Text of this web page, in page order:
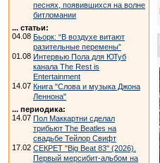
песнях, появившихся на волне
битломании
... статьи:
04.08 Бьорк: “В воздухе витают
разительные перемены”
01.08 Интервью Пола для ЮТуб
канала The Rest is
Entertainment
14.07 Книга "Слова и музыка Джона
Леннона"
... периодика:
14.07 Пол Маккартни сделал
трибьют The Beatles на
свадьбе Тейлор Свифт
17.02 СЕКРЕТ "Big Beat 83" (2026).
Первый мерсибит-альбом на